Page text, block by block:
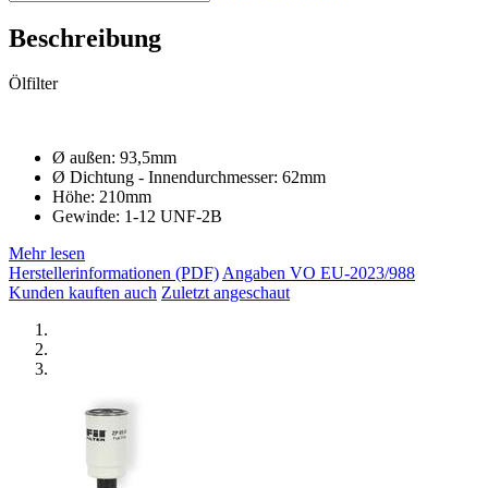
Beschreibung
Ölfilter
Ø außen: 93,5mm
Ø Dichtung - Innendurchmesser: 62mm
Höhe: 210mm
Gewinde: 1-12 UNF-2B
Mehr lesen
Herstellerinformationen (PDF)Angaben VO EU-2023/988
Kunden kauften auch Zuletzt angeschaut